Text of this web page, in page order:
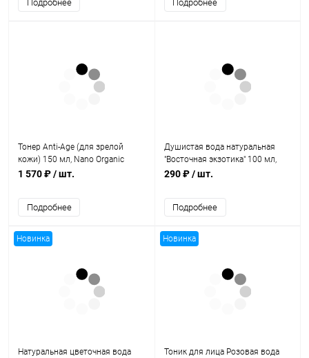
Подробнее Подробнее
Тонер Anti-Age (для зрелой
кожи) 150 мл, Nano Organic
1 570 ₽/ шт.
Подробнее
Душистая вода натуральная
"Восточная экзотика" 100 мл,
Полиада-Крым
290 ₽/ шт.
Подробнее
Новинка
Натуральная цветочная вода
Новинка
Тоник для лица Розовая вода